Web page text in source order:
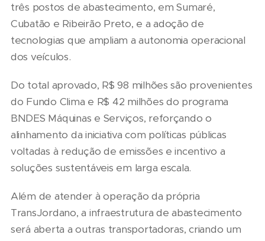
três postos de abastecimento, em Sumaré,
Cubatão e Ribeirão Preto, e a adoção de
tecnologias que ampliam a autonomia operacional
dos veículos.
Do total aprovado, R$ 98 milhões são provenientes
do Fundo Clima e R$ 42 milhões do programa
BNDES Máquinas e Serviços, reforçando o
alinhamento da iniciativa com políticas públicas
voltadas à redução de emissões e incentivo a
soluções sustentáveis em larga escala.
Além de atender à operação da própria
TransJordano, a infraestrutura de abastecimento
será aberta a outras transportadoras, criando um